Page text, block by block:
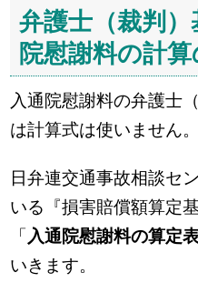
弁護士（裁判
院慰謝料の計
入通院慰謝料の弁護士
は計算式は使いません。
日弁連交通事故相談セ
いる『損害賠償額算定
「 入通院慰謝料の算定
いきます。